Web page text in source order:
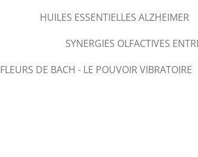
HUILES ESSENTIELLES ALZHEIMER
SYNERGIES OLFACTIVES
FLEURS DE BACH - LE POUVOIR VIBRATOIRE